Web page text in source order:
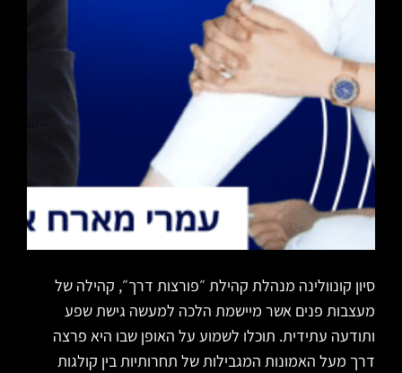
סיון קונוולינה מנהלת קהילת ״פורצות דרך״, קהילה של
מעצבות פנים אשר מיישמת הלכה למעשה גישת שפע
ותודעה עתידית. תוכלו לשמוע על האופן שבו היא פרצה
דרך מעל האמונות המגבילות של תחרותיות בין קולגות